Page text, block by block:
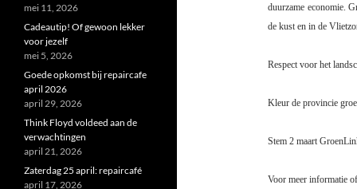
duurzame economie.
de kust en in de
Respect voor het
Kleur de provincie
Stem 2 maart
Voor meer informatie
mei 11, 2026
Cadeautip! Of gewoon lekker
voor jezelf
mei 5, 2026
Goede opkomst bij repaircafe
april 2026
april 29, 2026
Think Floyd voldeed aan de
verwachtingen
april 21, 2026
Zaterdag 25 april: repaircafé
april 17, 2026